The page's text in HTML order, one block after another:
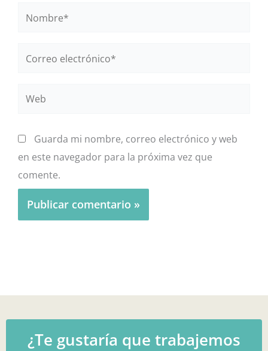
Nombre*
Web
Guarda mi nombre, correo electrónico y web
en este navegador para la próxima vez que
comente.
¿Te gustaría que trabajemos